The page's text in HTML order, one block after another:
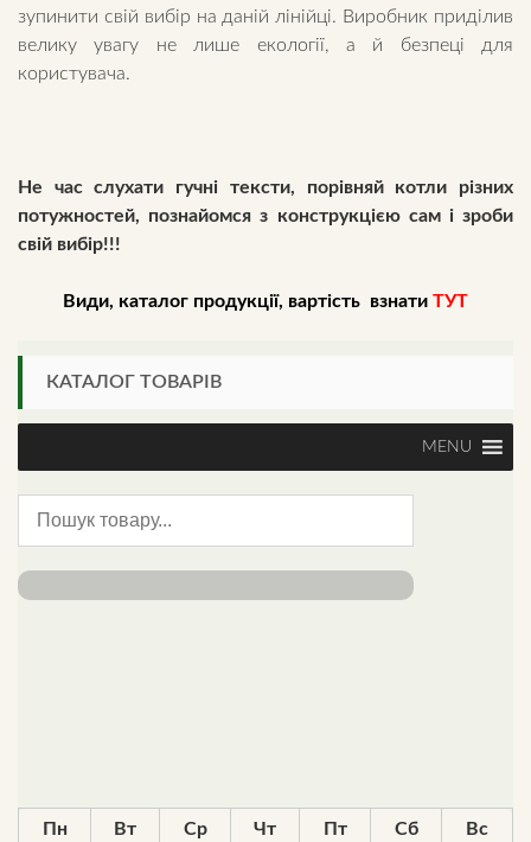
зупинити свій вибір на даній лінійці. Виробник приділив
велику увагу не лише екології, а й безпеці для
користувача.
Не час слухати гучні тексти, порівняй котли різних
потужностей, познайомся з конструкцією сам і зроби
свій вибір!!!
Види, каталог продукції, вартість взнати ТУТ
КАТАЛОГ ТОВАРІВ
MENU
Пн Вт Ср Чт Пт Сб Вс